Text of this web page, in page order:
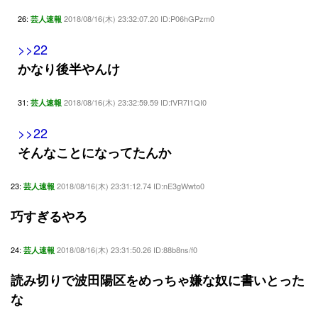
26: 芸人速報 2018/08/16(木) 23:32:07.20 ID:P06hGPzm0
>>22
かなり後半やんけ
31: 芸人速報 2018/08/16(木) 23:32:59.59 ID:fVR7I1QI0
>>22
そんなことになってたんか
23: 芸人速報 2018/08/16(木) 23:31:12.74 ID:nE3gWwto0
巧すぎるやろ
24: 芸人速報 2018/08/16(木) 23:31:50.26 ID:88b8ns/f0
読み切りで波田陽区をめっちゃ嫌な奴に書いとった
な